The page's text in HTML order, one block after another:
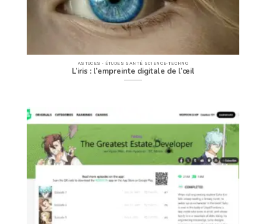
ASTUCES - ÉTUDES SANTÉ SCIENCE-TECHNO
L’iris : l’empreinte digitale de l’œil